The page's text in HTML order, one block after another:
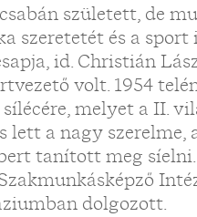
született, de
szeretetét és a
id. Christián
volt. 1954
melyet a II.
lett a nagy
tanított meg
dolgozott.